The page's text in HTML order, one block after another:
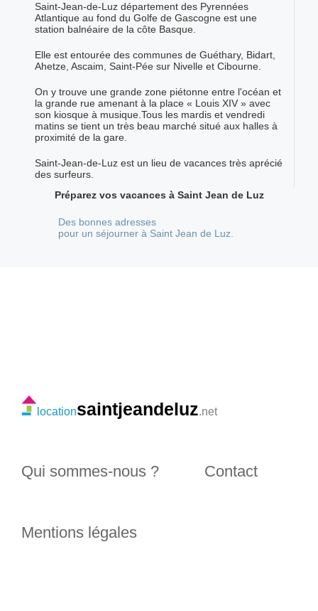
Saint-Jean-de-Luz département des Pyrennées
Atlantique au fond du Golfe de Gascogne est une
station balnéaire de la côte Basque.
Elle est entourée des communes de Guéthary, Bidart,
Ahetze, Ascaim, Saint-Pée sur Nivelle et Cibourne.
On y trouve une grande zone piétonne entre l'océan et
la grande rue amenant à la place « Louis XIV » avec
son kiosque à musique.Tous les mardis et vendredi
matins se tient un très beau marché situé aux halles à
proximité de la gare.
Saint-Jean-de-Luz est un lieu de vacances très aprécié
des surfeurs.
Préparez vos vacances à Saint Jean de Luz
Des bonnes adresses
pour un séjourner à Saint Jean de Luz.
locationsaintjeandeluz.net
Qui sommes-nous ? Contact
Mentions légales